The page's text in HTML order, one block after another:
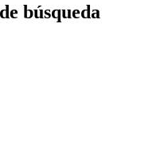
búsqueda